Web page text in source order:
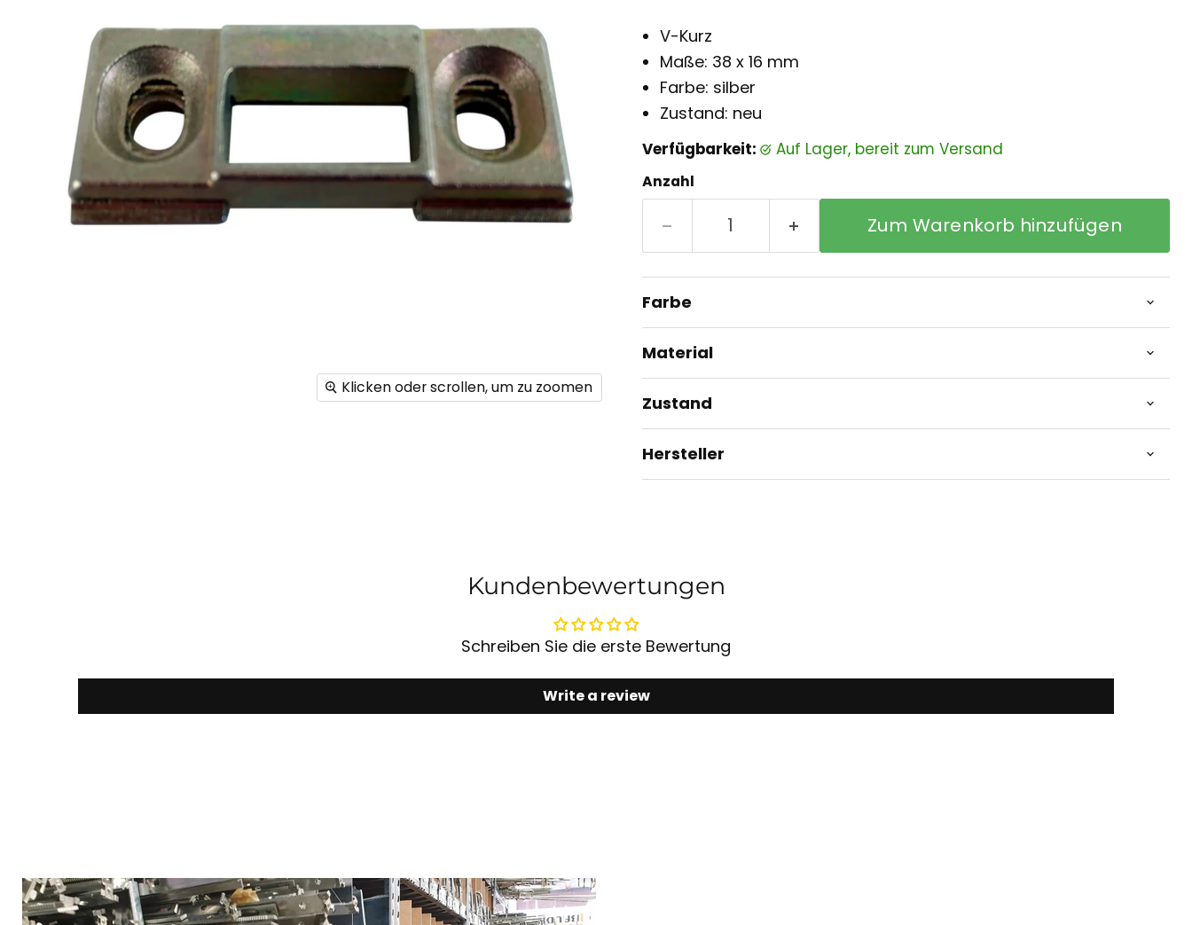
Klicken oder scrollen, um zu zoomen
V-Kurz
Maße: 38 x 16 mm
Farbe: silber
Zustand: neu
Verfügbarkeit: auf Lager, bereit zum Versand
Anzahl
Zum Warenkorb hinzufügen
Farbe
Material
Zustand
Hersteller
Kundenbewertungen
Schreiben Sie die erste Bewertung
Write a review